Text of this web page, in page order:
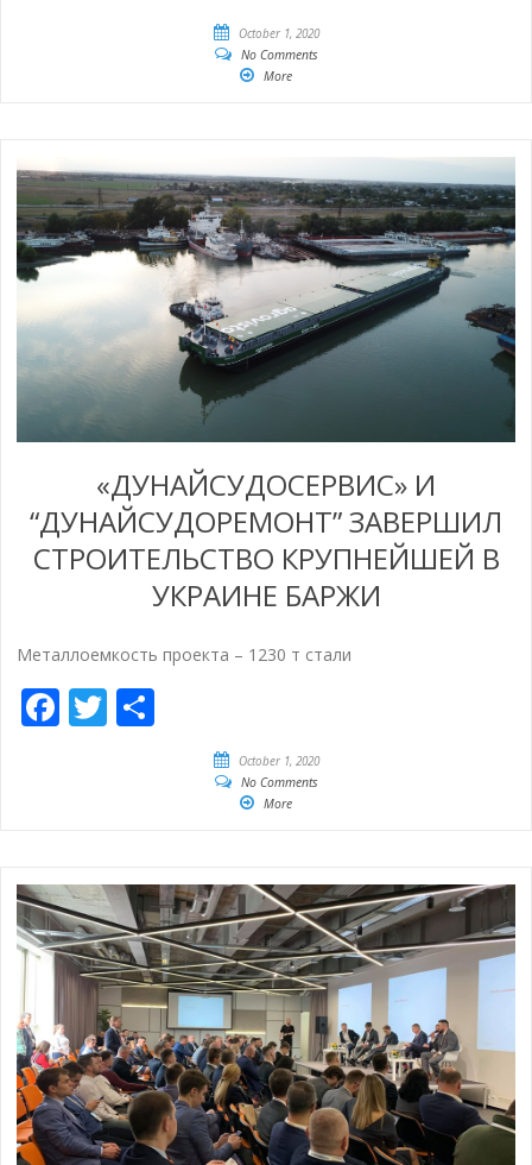
October 1, 2020
No Comments
More
«ДУНАЙСУДОСЕРВИС» И
“ДУНАЙСУДОРЕМОНТ” ЗАВЕРШИЛ
СТРОИТЕЛЬСТВО КРУПНЕЙШЕЙ В
УКРАИНЕ БАРЖИ
Металлоемкость проекта – 1230 т стали
Facebook
Twitter
October 1, 2020
No Comments
More